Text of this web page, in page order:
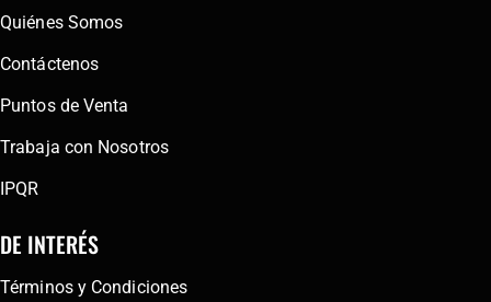
Quiénes Somos
Contáctenos
Puntos de Venta
Trabaja con Nosotros
IPQR
DE INTERÉS
Términos y Condiciones